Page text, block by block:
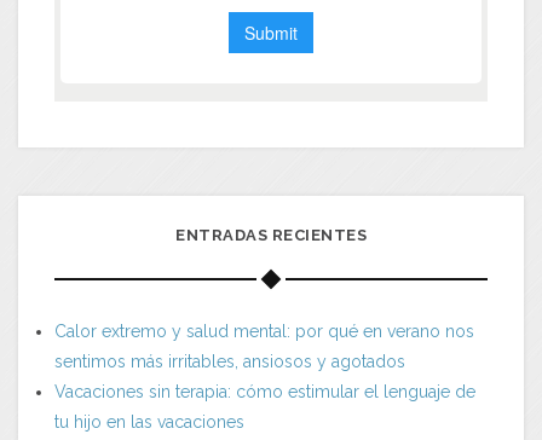
ENTRADAS RECIENTES
Calor extremo y salud mental: por qué en verano nos
sentimos más irritables, ansiosos y agotados
Vacaciones sin terapia: cómo estimular el lenguaje de
tu hijo en las vacaciones